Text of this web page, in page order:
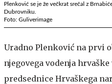
Plenković se je že večkrat srečal z
Dubrovniku.
Foto: Guliverimage
Uradno Plenković na prvi
njegovega vodenja
predsednice Hrvaškega